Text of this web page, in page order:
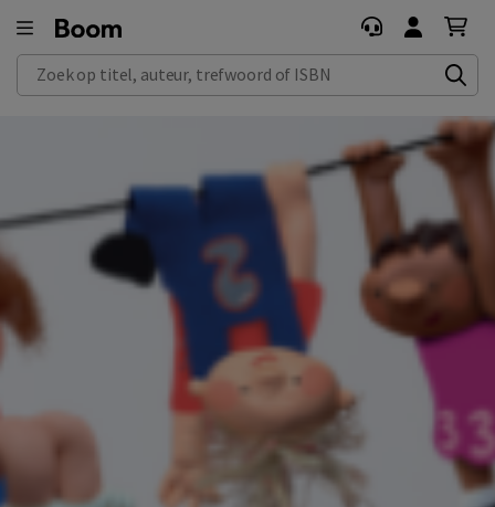
Zoek op titel, auteur, trefwoord of ISBN